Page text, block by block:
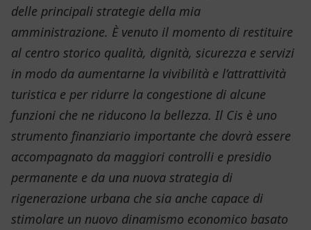
delle principali strategie della mia
amministrazione. È venuto il momento di restituire
al centro storico qualità, dignità, sicurezza e servizi
in modo da aumentarne la vivibilità e l’attrattività
turistica e per ridurre la congestione di alcune
funzioni che ne riducono la bellezza. Il Cis è uno
strumento finanziario importante che dovrà essere
accompagnato da maggiori controlli e presidio
permanente e da una nuova strategia di
rigenerazione urbana che sia anche capace di
stimolare un nuovo dinamismo economico basato